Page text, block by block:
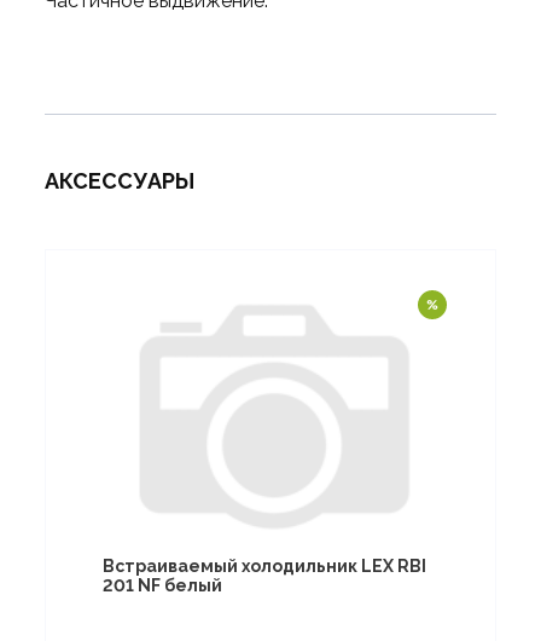
АКСЕССУАРЫ
Встраиваемый холодильник LEX RBI
201 NF белый